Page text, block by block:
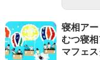
寝相ア
むつ寝
マフェ